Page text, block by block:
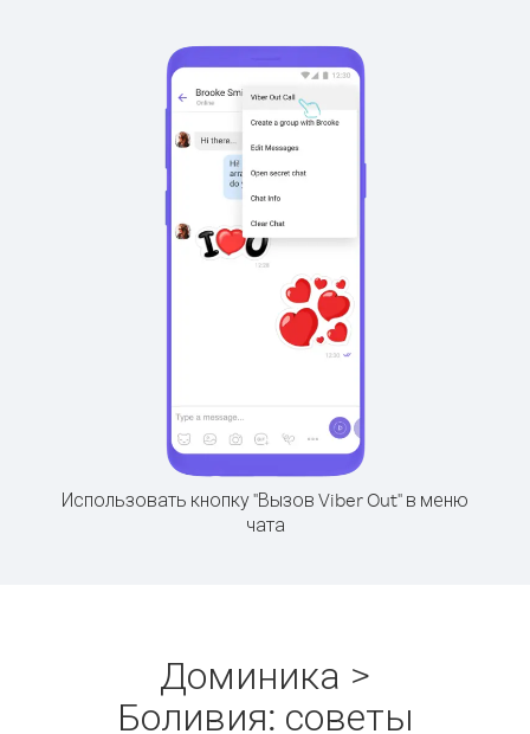
Использовать кнопку "Вызов Viber Out" в меню
чата
Доминика >
Боливия: советы